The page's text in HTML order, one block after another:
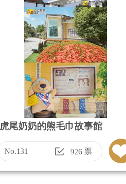
虎尾奶奶的熊毛巾故事館
No.131 926票